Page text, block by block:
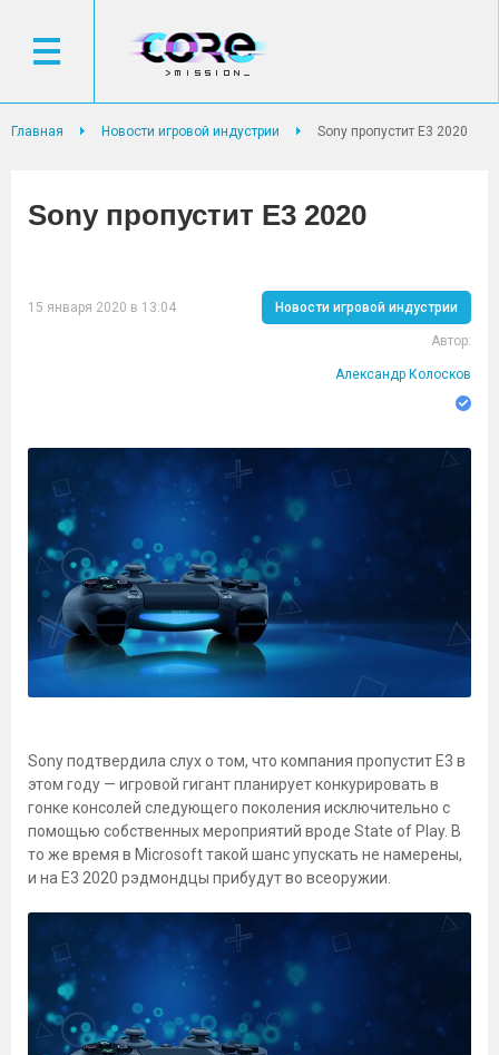
Главная Новости игровой индустрии Sony пропустит E3 2020
Sony пропустит E3 2020
15 января 2020 в 13:04 Новости игровой индустрии
Автор:
Александр Колосков
Sony подтвердила слух о том, что компания пропустит Е3 в
этом году — игровой гигант планирует конкурировать в
гонке консолей следующего поколения исключительно с
помощью собственных мероприятий вроде State of Play. В
то же время в Microsoft такой шанс упускать не намерены,
и на Е3 2020 рэдмондцы прибудут во всеоружии.